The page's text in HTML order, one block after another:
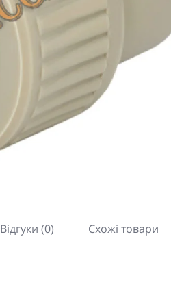
Відгуки (0) Схожі товари